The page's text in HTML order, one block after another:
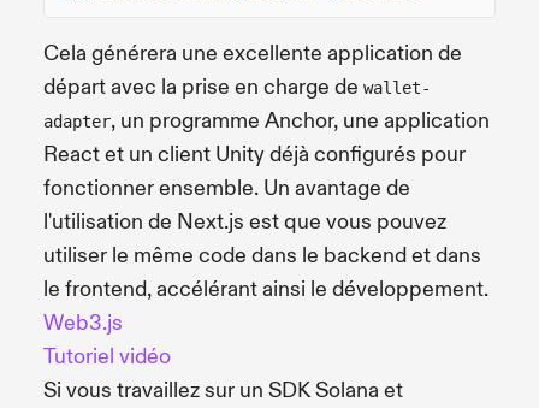
Cela générera une excellente application de
départ avec la prise en charge de wallet-
adapter, un programme Anchor, une application
React et un client Unity déjà configurés pour
fonctionner ensemble. Un avantage de
l'utilisation de Next.js est que vous pouvez
utiliser le même code dans le backend et dans
le frontend, accélérant ainsi le développement.
Web3.js
Tutoriel vidéo
Si vous travaillez sur un SDK Solana et